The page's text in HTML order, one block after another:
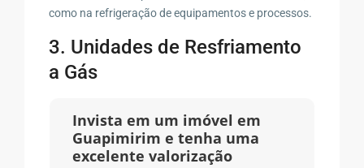
como na refrigeração de equipamentos e processos.
3. Unidades de Resfriamento
a Gás
Invista em um imóvel em
Guapimirim e tenha uma
excelente valorização